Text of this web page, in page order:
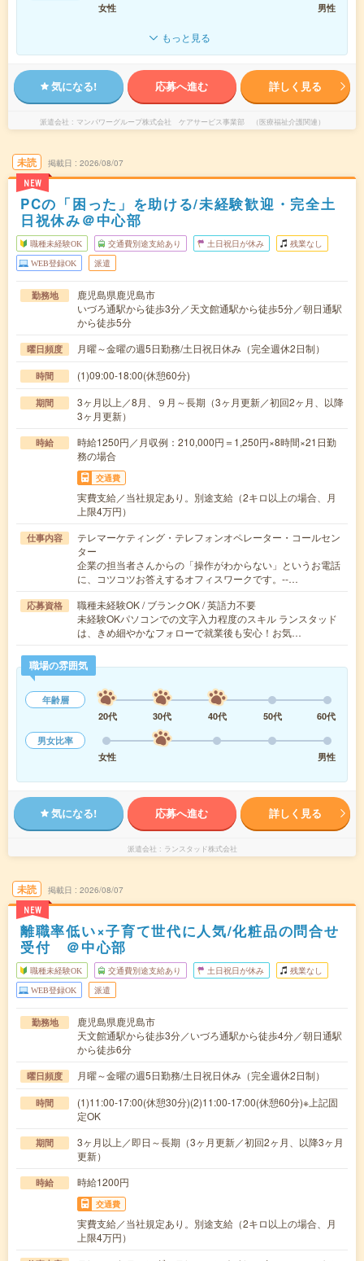
女性
男性
もっと見る
気になる! 応募へ進む 詳しく見る
派遣会社 マンパワーグループ株式会社 ケアサービス事業部 （医療福祉介護関連）
未読
NEW
掲載日 2026/08/07
PCの「困った」を助ける/未経験歓迎・完全土
日祝休み＠中心部
職種未経験OK 交通費別途支給あり 土日祝日が休み 残業なし
WEB登録OK 派遣
勤務地
鹿児島県鹿児島市
いづろ通駅から徒歩3分／天文館通駅から徒歩5分／朝日通駅
から徒歩5分
曜日頻度 月曜～金曜の週5日勤務/土日祝日休み（完全週休2日制）
時間 (1)09:00-18:00(休憩60分)
期間
3ヶ月以上／8月、９月～長期（3ヶ月更新／初回2ヶ月、以降
3ヶ月更新）
時給
時給1250円／月収例：210,000円＝1,250円×8時間×21日勤
務の場合
交通費
実費支給／当社規定あり。別途支給（2キロ以上の場合、月
上限4万円）
仕事内容
テレマーケティング・テレフォンオペレーター・コールセン
ター
企業の担当者さんからの「操作がわからない」というお電話
に、コツコツお答えするオフィスワークです。‐‐…
応募資格
職種未経験OK / ブランクOK / 英語力不要
未経験OKパソコンでの文字入力程度のスキル ランスタッド
は、きめ細やかなフォローで就業後も安心！お気…
職場の雰囲気
年齢層
20代
30代 40代 50代
60代
男女比率
女性
男性
気になる! 応募へ進む 詳しく見る
派遣会社 ランスタッド株式会社
未読
NEW
掲載日 2026/08/07
離職率低い×子育て世代に人気/化粧品の問合せ
受付 ＠中心部
職種未経験OK 交通費別途支給あり 土日祝日が休み 残業なし
WEB登録OK 派遣
勤務地
鹿児島県鹿児島市
天文館通駅から徒歩3分／いづろ通駅から徒歩4分／朝日通駅
から徒歩6分
曜日頻度 月曜～金曜の週5日勤務/土日祝日休み（完全週休2日制）
時間
(1)11:00-17:00(休憩30分)(2)11:00-17:00(休憩60分)※上記固
定OK
期間
3ヶ月以上／即日～長期（3ヶ月更新／初回2ヶ月、以降3ヶ月
更新）
時給 時給1200円
交通費
実費支給／当社規定あり。別途支給（2キロ以上の場合、月
上限4万円）